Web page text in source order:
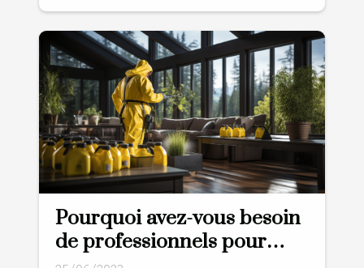
Pourquoi avez-vous besoin
de professionnels pour